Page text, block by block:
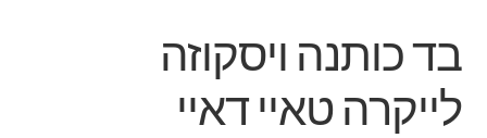
החשבון שלי
אודות
בד כותנה ויסקוזה
לייקרה טאיי דאיי